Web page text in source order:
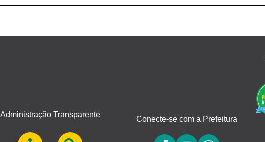
Administração Transparente Conecte-se com a Prefeitura